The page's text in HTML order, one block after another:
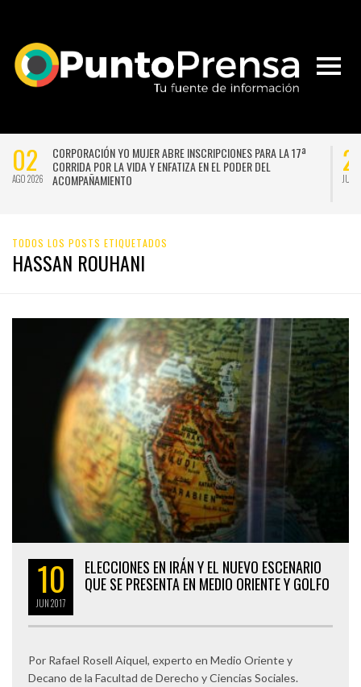
02
AGO 2026
CORPORACIÓN YO MUJER ABRE INSCRIPCIONES PARA LA 17ª
CORRIDA POR LA VIDA Y ENFATIZA EN EL PODER DEL
ACOMPAÑAMIENTO
JUL
TODOS LOS POSTS ETIQUETADOS
HASSAN ROUHANI
10
JUN2017
ELECCIONES EN IRÁN Y EL NUEVO ESCENARIO
QUE SE PRESENTA EN MEDIO ORIENTE Y GOLFO
Por Rafael Rosell Aiquel, experto en Medio Oriente y
Decano de la Facultad de Derecho y Ciencias Sociales.